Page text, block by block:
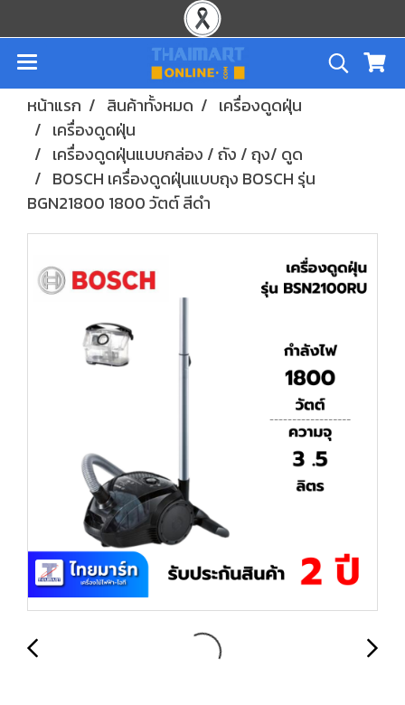
หน้าแรก สินค้าทั้งหมด
เครื่องดูดฝุ่น
เครื่องดูดฝุ่น
เครื่องดูดฝุ่นแบบกล่อง / ถัง / ถุง/ ดูด
BOSCH เครื่องดูดฝุ่นแบบถุง BOSCH รุ่น
BGN21800 1800 วัตต์ สีดำ